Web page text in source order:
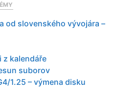
od slovenského vývojára –
z kalendáře
suborov
1.25 – výmena disku